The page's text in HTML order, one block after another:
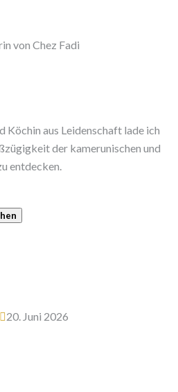
Köchin aus Leidenschaft lade ich
der kamerunischen und
entdecken.
20. Juni 2026